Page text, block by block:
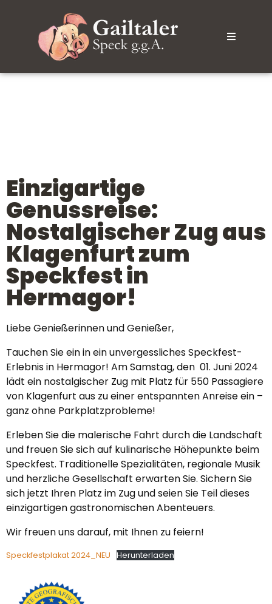
Einzigartige
Genussreise:
Nostalgischer Zug aus
Klagenfurt zum
Speckfest in
Hermagor!
Liebe Genießerinnen und Genießer,
Tauchen Sie ein in ein unvergessliches Speckfest-
Erlebnis in Hermagor! Am Samstag, den 01. Juni 2024
lädt ein nostalgischer Zug mit Platz für 550 Passagiere
von Klagenfurt aus zu einer entspannten Anreise ein –
ganz ohne Parkplatzprobleme!
Erleben Sie die malerische Fahrt durch die Landschaft
und freuen Sie sich auf kulinarische Höhepunkte beim
Speckfest. Traditionelle Spezialitäten, regionale Musik
und herzliche Gesellschaft erwarten Sie. Sichern Sie
sich jetzt Ihren Platz im Zug und seien Sie Teil dieses
einzigartigen gastronomischen Abenteuers.
Wir freuen uns darauf, mit Ihnen zu feiern!
Speckfestplakat 2024_NEU Herunterladen